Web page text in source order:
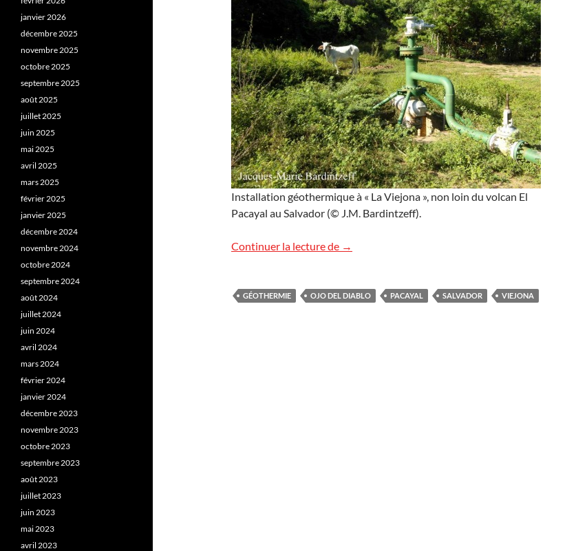
Installation géothermique à « La Viejona », non loin du volcan El
Pacayal au Salvador (© J.M. Bardintzeff).
Continuer la lecture de La vache et la géothermie !
→
GÉOTHERMIE OJO DEL DIABLO PACAYAL SALVADOR VIEJONA
janvier 2026
décembre 2025
novembre 2025
octobre 2025
septembre 2025
août 2025
juillet 2025
juin 2025
mai 2025
avril 2025
mars 2025
février 2025
janvier 2025
décembre 2024
novembre 2024
octobre 2024
septembre 2024
août 2024
juillet 2024
juin 2024
avril 2024
mars 2024
février 2024
janvier 2024
décembre 2023
novembre 2023
octobre 2023
septembre 2023
août 2023
juillet 2023
juin 2023
mai 2023
avril 2023